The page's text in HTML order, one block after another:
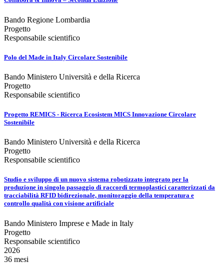
Bando Regione Lombardia
Progetto
Responsabile scientifico
Polo del Made in Italy Circolare Sostenibile
Bando Ministero Università e della Ricerca
Progetto
Responsabile scientifico
Progetto REMICS - Ricerca Ecosistem MICS Innovazione Circolare
Sostenibile
Bando Ministero Università e della Ricerca
Progetto
Responsabile scientifico
Studio e sviluppo di un nuovo sistema robotizzato integrato per la
produzione in singolo passaggio di raccordi termoplastici caratterizzati da
tracciabilità RFID bidirezionale, monitoraggio della temperatura e
controllo qualità con visione artificiale
Bando Ministero Imprese e Made in Italy
Progetto
Responsabile scientifico
2026
36 mesi